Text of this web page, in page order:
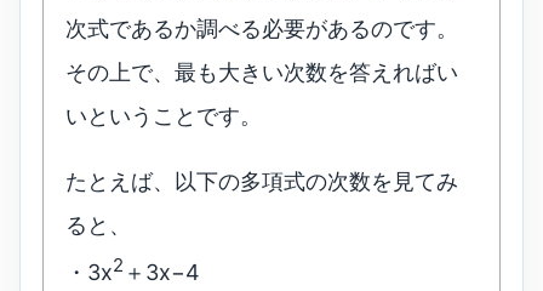
次式であるか調べる必要があるのです。
その上で、最も大きい次数を答えればい
いということです。
たとえば、以下の多項式の次数を見てみ
ると、
・3x2 ＋3x−4